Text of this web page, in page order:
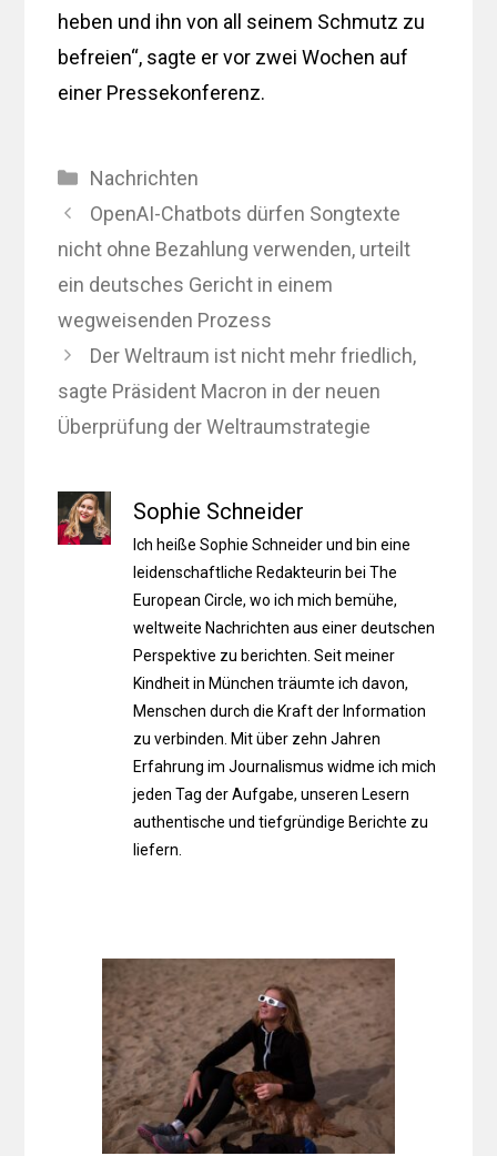
heben und ihn von all seinem Schmutz zu
befreien“, sagte er vor zwei Wochen auf
einer Pressekonferenz.
Kategorien
Nachrichten
OpenAI-Chatbots dürfen Songtexte
nicht ohne Bezahlung verwenden, urteilt
ein deutsches Gericht in einem
wegweisenden Prozess
Der Weltraum ist nicht mehr friedlich,
sagte Präsident Macron in der neuen
Überprüfung der Weltraumstrategie
Sophie Schneider
Ich heiße Sophie Schneider und bin eine
leidenschaftliche Redakteurin bei The
European Circle, wo ich mich bemühe,
weltweite Nachrichten aus einer deutschen
Perspektive zu berichten. Seit meiner
Kindheit in München träumte ich davon,
Menschen durch die Kraft der Information
zu verbinden. Mit über zehn Jahren
Erfahrung im Journalismus widme ich mich
jeden Tag der Aufgabe, unseren Lesern
authentische und tiefgründige Berichte zu
liefern.